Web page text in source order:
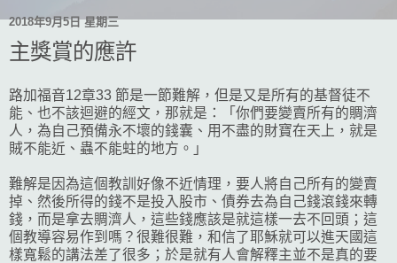
2018年9月5日 星期三
主獎賞的應許
路加福音12章33 節是一節難解，但是又是所有的基督徒不
能、也不該迴避的經文，那就是：「你們要變賣所有的賙濟
人，為自己預備永不壞的錢囊、用不盡的財寶在天上，就是
賊不能近、蟲不能蛀的地方。」
難解是因為這個教訓好像不近情理，要人將自己所有的變賣
掉、然後所得的錢不是投入股市、債券去為自己錢滾錢來轉
錢，而是拿去賙濟人，這些錢應該是就這樣一去不回頭；這
個教導容易作到嗎？很難很難，和信了耶穌就可以進天國這
樣寬鬆的講法差了很多；於是就有人會解釋主並不是真的要